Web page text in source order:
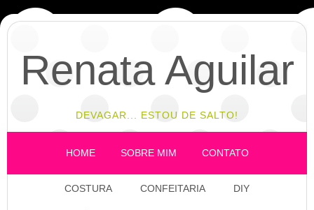
Renata Aguilar
DEVAGAR... ESTOU DE SALTO!
HOME SOBRE MIM CONTATO
COSTURA CONFEITARIA DIY